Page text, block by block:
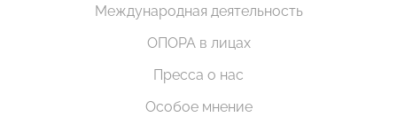
Международная деятельность
ОПОРА в лицах
Пресса о нас
Особое мнение